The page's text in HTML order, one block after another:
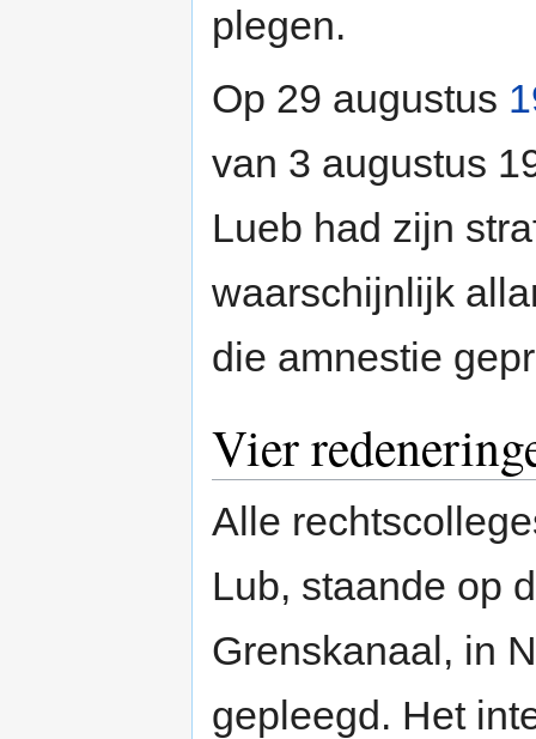
plegen.
Op 29 augustus
van 3 augustus
Lueb had zijn
waarschijnlijk
die amnestie
Vier
Alle
Lub, staande op
Grenskanaal, in
gepleegd. Het